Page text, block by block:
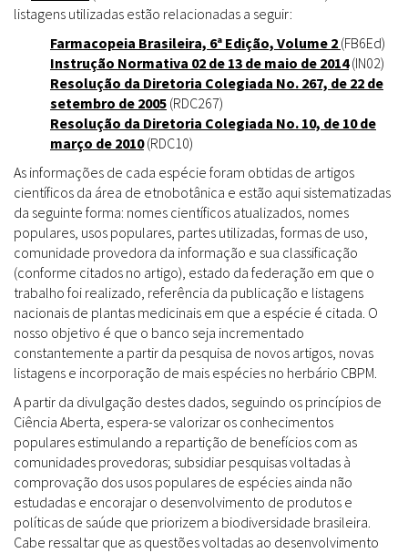
listagens utilizadas estão relacionadas a seguir:
Farmacopeia Brasileira, 6ª Edição, Volume 2 (FB6Ed)
Instrução Normativa 02 de 13 de maio de 2014(IN02)
Resolução da Diretoria Colegiada No. 267, de 22 de
setembro de 2005 (RDC267)
Resolução da Diretoria Colegiada No. 10, de 10 de
março de 2010(RDC10)
As informações de cada espécie foram obtidas de artigos
científicos da área de etnobotânica e estão aqui sistematizadas
da seguinte forma: nomes científicos atualizados, nomes
populares, usos populares, partes utilizadas, formas de uso,
comunidade provedora da informação e sua classificação
(conforme citados no artigo), estado da federação em que o
trabalho foi realizado, referência da publicação e listagens
nacionais de plantas medicinais em que a espécie é citada. O
nosso objetivo é que o banco seja incrementado
constantemente a partir da pesquisa de novos artigos, novas
listagens e incorporação de mais espécies no herbário CBPM.
A partir da divulgação destes dados, seguindo os princípios de
Ciência Aberta, espera-se valorizar os conhecimentos
populares estimulando a repartição de benefícios com as
comunidades provedoras; subsidiar pesquisas voltadas à
comprovação dos usos populares de espécies ainda não
estudadas e encorajar o desenvolvimento de produtos e
políticas de saúde que priorizem a biodiversidade brasileira.
Cabe ressaltar que as questões voltadas ao desenvolvimento